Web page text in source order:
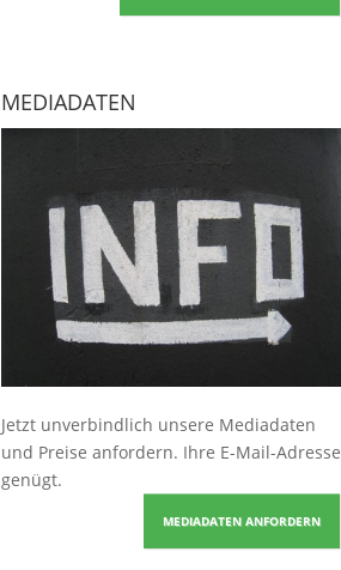
MEDIADATEN
Jetzt unverbindlich unsere Mediadaten
und Preise anfordern. Ihre E-Mail-Adresse
genügt.
MEDIADATEN ANFORDERN